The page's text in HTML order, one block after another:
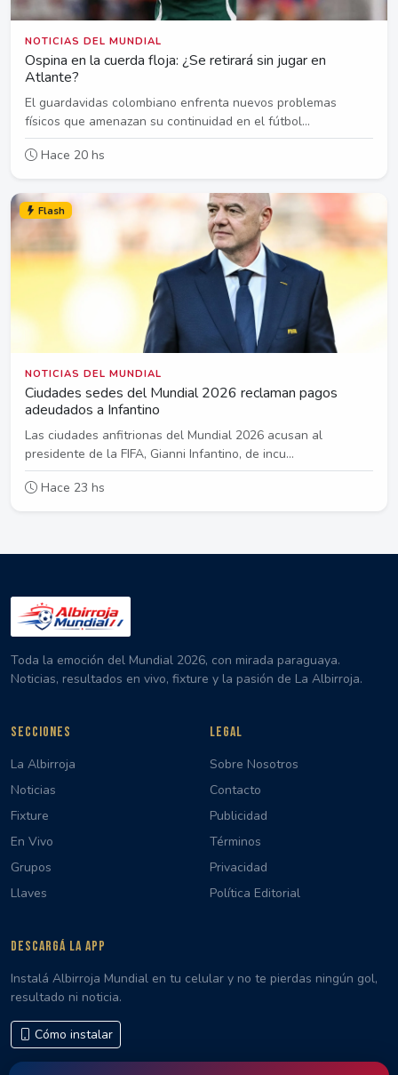
NOTICIAS DEL MUNDIAL
Ospina en la cuerda floja: ¿Se retirará sin jugar en
Atlante?
El guardavidas colombiano enfrenta nuevos problemas
físicos que amenazan su continuidad en el fútbol...
Hace 20 hs
Flash
NOTICIAS DEL MUNDIAL
Ciudades sedes del Mundial 2026 reclaman pagos
adeudados a Infantino
Las ciudades anfitrionas del Mundial 2026 acusan al
presidente de la FIFA, Gianni Infantino, de incu...
Hace 23 hs
Toda la emoción del Mundial 2026, con mirada paraguaya.
Noticias, resultados en vivo, fixture y la pasión de La Albirroja.
SECCIONES
La Albirroja
Noticias
Fixture
En Vivo
Grupos
Llaves
LEGAL
Sobre Nosotros
Contacto
Publicidad
Términos
Privacidad
Política Editorial
DESCARGÁ LA APP
Instalá Albirroja Mundial en tu celular y no te pierdas ningún gol,
resultado ni noticia.
Cómo instalar